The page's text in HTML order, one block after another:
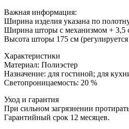
Важная информация:
Ширина изделия указана по
Ширина шторы с механизмом + 3,5
Высота шторы 175 см
Характеристики
Материал: Полиэстер
Назначение: для гостиной; для
Светопроницаемость: 20 %
Уход и гарантия
При сильном загрязнении
Гарантийный срок 12 месяцев.